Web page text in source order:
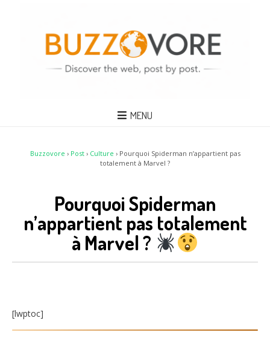
MENU
Buzzovore › Post› Culture › Pourquoi Spiderman n’appartient pas
totalement à Marvel ?
Pourquoi Spiderman
n’appartient pas totalement
à Marvel ?
[lwptoc]